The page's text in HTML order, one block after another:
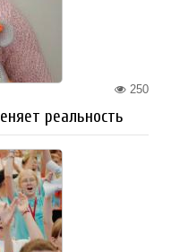
250
реальность